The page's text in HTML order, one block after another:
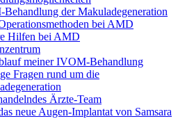
der Makuladegeneration
bei AMD
Hilfen bei AMD
meiner IVOM-Behandlung
Fragen rund um die
Ärzte-Team
neue Augen-Implantat von Samsara